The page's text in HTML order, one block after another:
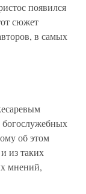
появился
сюжет
в самых
богослужебных
об этом
из таких
мнений,